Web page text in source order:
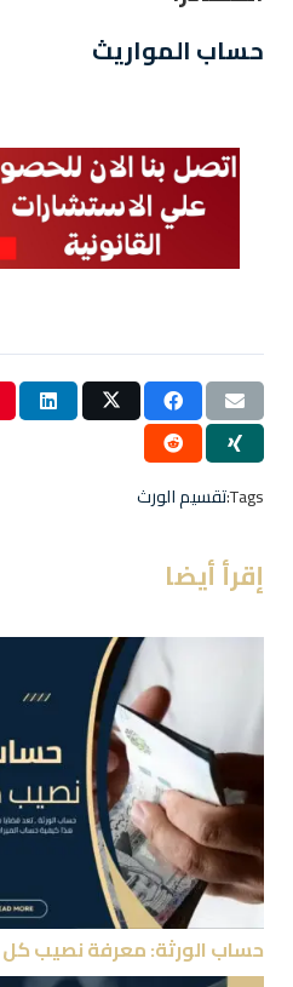
حساب المواريث
Tags:تقسيم الورث
إقرأ أيضا
حساب الورثة: معرفة نصيب كل